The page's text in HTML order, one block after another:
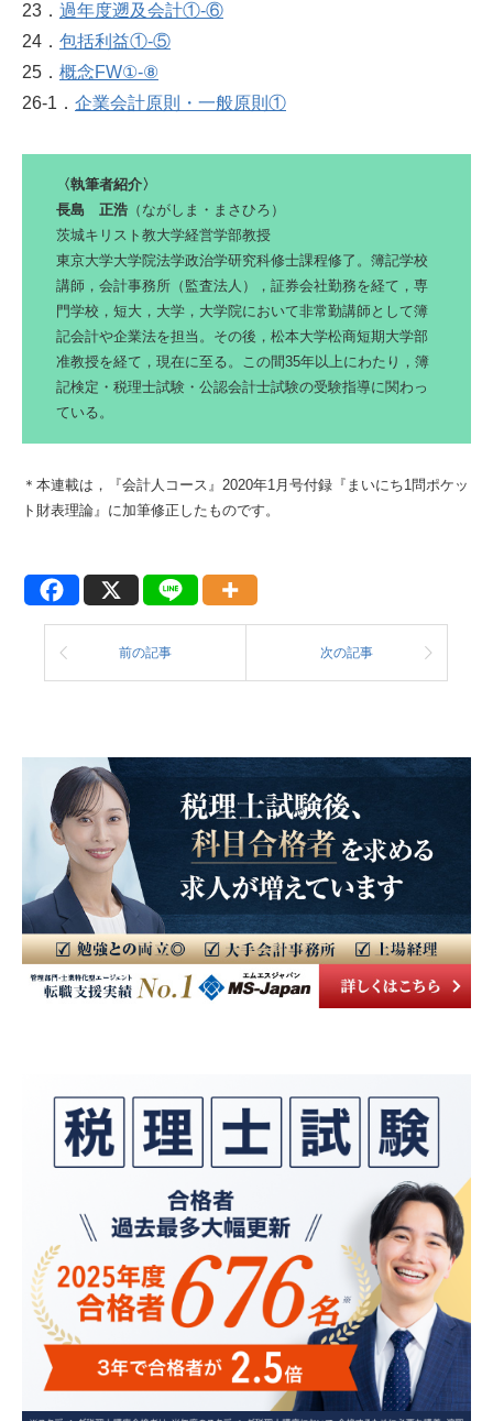
23． 過年度遡及会計①‐⑥
24． 包括利益①‐⑤
25． 概念FW①‐⑧
26-1． 企業会計原則・一般原則①
〈執筆者紹介〉
長島 正浩（ながしま・まさひろ）
茨城キリスト教大学経営学部教授
東京大学大学院法学政治学研究科修士課程修了。簿記学校
講師，会計事務所（監査法人），証券会社勤務を経て，専
門学校，短大，大学，大学院において非常勤講師として簿
記会計や企業法を担当。その後，松本大学松商短期大学部
准教授を経て，現在に至る。この間35年以上にわたり，簿
記検定・税理士試験・公認会計士試験の受験指導に関わっ
ている。
＊本連載は，『会計人コース』2020年1月号付録『まいにち1問ポケッ
ト財表理論』に加筆修正したものです。
前の記事 次の記事